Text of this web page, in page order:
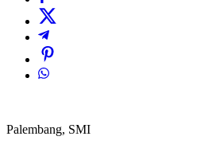
Palembang, SMI